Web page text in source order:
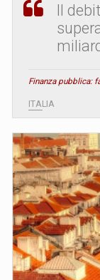
Il
Finanza pubblica:
ITALIA